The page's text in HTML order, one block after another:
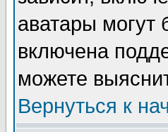
аватары
включена
можете
Вернуться к